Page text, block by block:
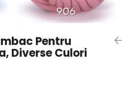
Pentru
Diverse Culori